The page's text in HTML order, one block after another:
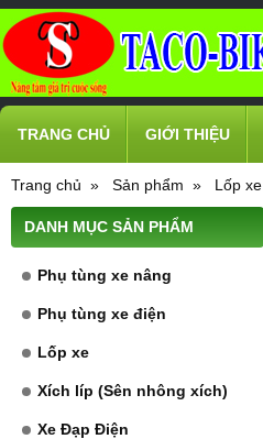
TRANG CHỦ GIỚI THIỆU
Trang chủ Sản phẩm Lốp xe
DANH MỤC SẢN PHẨM
Phụ tùng xe nâng
Phụ tùng xe điện
Lốp xe
Xích líp (Sên nhông xích)
Xe Đạp Điện